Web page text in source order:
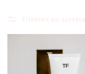
l
Filteren en